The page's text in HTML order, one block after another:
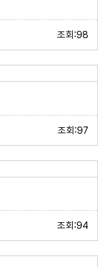
조회:98
조회:97
조회:94